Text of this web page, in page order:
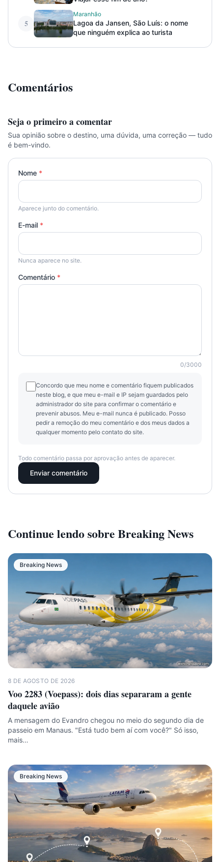
5
Maranhão
Lagoa da Jansen, São Luís: o nome
que ninguém explica ao turista
Comentários
Seja o primeiro a comentar
Sua opinião sobre o destino, uma dúvida, uma correção — tudo
é bem-vindo.
Nome *
Aparece junto do comentário.
E-mail *
Nunca aparece no site.
Comentário *
0/3000
Concordo que meu nome e comentário fiquem publicados
neste blog, e que meu e-mail e IP sejam guardados pelo
administrador do site para confirmar o comentário e
prevenir abusos. Meu e-mail nunca é publicado. Posso
pedir a remoção do meu comentário e dos meus dados a
qualquer momento pelo contato do site.
Todo comentário passa por aprovação antes de aparecer.
Enviar comentário
Continue lendo sobre Breaking News
Breaking News
8 DE AGOSTO DE 2026
Voo 2283 (Voepass): dois dias separaram a gente
daquele avião
A mensagem do Evandro chegou no meio do segundo dia de
passeio em Manaus. "Está tudo bem aí com você?" Só isso,
mais…
Breaking News